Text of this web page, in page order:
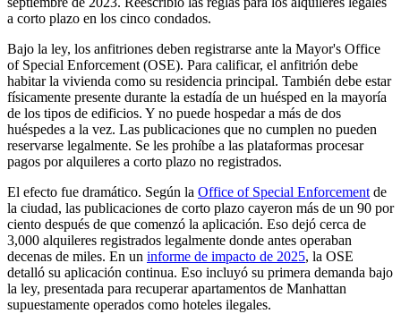
a corto plazo en los cinco condados.
Bajo la ley, los anfitriones deben registrarse ante la Mayor's Office
of Special Enforcement (OSE). Para calificar, el anfitrión debe
habitar la vivienda como su residencia principal. También debe estar
físicamente presente durante la estadía de un huésped en la mayoría
de los tipos de edificios. Y no puede hospedar a más de dos
huéspedes a la vez. Las publicaciones que no cumplen no pueden
reservarse legalmente. Se les prohíbe a las plataformas procesar
pagos por alquileres a corto plazo no registrados.
El efecto fue dramático. Según la Office of Special Enforcement de
la ciudad, las publicaciones de corto plazo cayeron más de un 90 por
ciento después de que comenzó la aplicación. Eso dejó cerca de
3,000 alquileres registrados legalmente donde antes operaban
decenas de miles. En un informe de impacto de 2025, la OSE
detalló su aplicación continua. Eso incluyó su primera demanda bajo
la ley, presentada para recuperar apartamentos de Manhattan
supuestamente operados como hoteles ilegales.